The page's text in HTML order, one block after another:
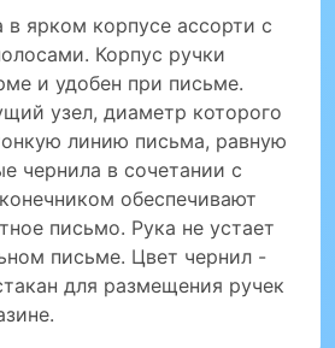
ярком корпусе ассорти с
Корпус ручки
и удобен при письме.
узел, диаметр которого
линию письма, равную
чернила в сочетании с
обеспечивают
письмо. Рука не устает
письме. Цвет чернил -
для размещения ручек